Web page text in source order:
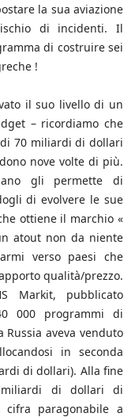
la sua aviazione
di incidenti. Il
di costruire sei
!
il suo livello di un
– ricordiamo che
70 miliardi di dollari
nove volte di più.
gli permette di
di evolvere le sue
ottiene il marchio «
atout non da niente
verso paesi che
qualità/prezzo.
Markit, pubblicato
000 programmi di
aveva venduto
in seconda
di dollari). Alla fine
di dollari di
cifra paragonabile a